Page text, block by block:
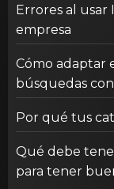
Errores al usar
empresa
Cómo adaptar
búsquedas
Por qué tus
Qué debe
para tener